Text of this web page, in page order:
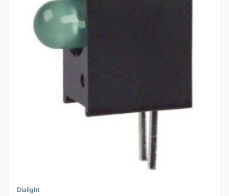
Dialight